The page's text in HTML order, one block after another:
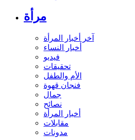
مرأة
آخر أخبار المرأة
أخبار النساء
فيديو
تحقيقات
الأم والطفل
فنجان قهوة
جمال
نصائح
أخبار المرأة
مقابلات
مدونات